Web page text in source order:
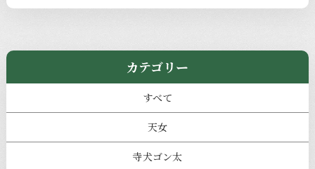
カテゴリー
すべて
天女
寺犬ゴン太